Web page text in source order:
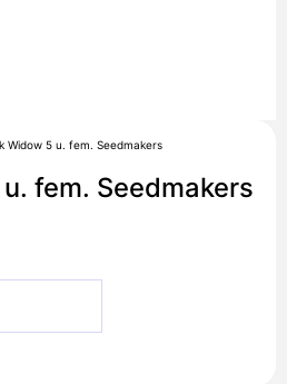
Widow 5 u. fem. Seedmakers
fem. Seedmakers